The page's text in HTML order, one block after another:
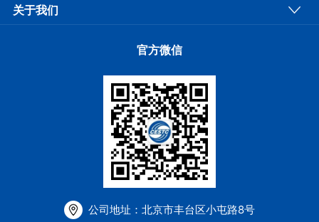
关于我们
官方微信
公司地址：北京市丰台区小屯路8号